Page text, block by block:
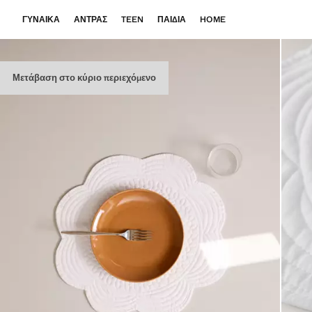
Μετάβαση στο κύριο περιεχόμενο
ΓΥΝΑΊΚΑ ΆΝΤΡΑΣ TEEN ΠΑΙΔΙΆ HOME